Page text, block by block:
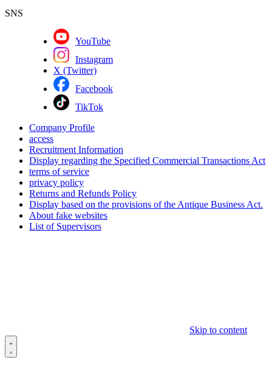
SNS
YouTube
Instagram
X (Twitter)
Facebook
TikTok
Company Profile
access
Recruitment Information
Display regarding the Specified Commercial Transactions Act
terms of service
privacy policy
Returns and Refunds Policy
Display based on the provisions of the Antique Business Act.
About fake websites
List of Supervisors
Skip to content